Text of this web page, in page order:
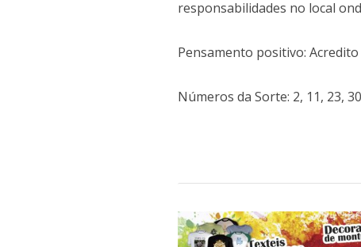
responsabilidades no local
Pensamento positivo:
Números da Sorte: 2, 11, 23,